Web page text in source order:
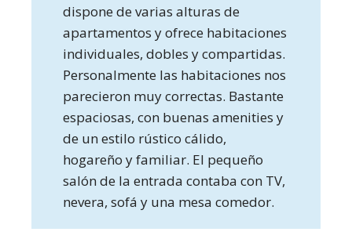
dispone de varias alturas de
apartamentos y ofrece habitaciones
individuales, dobles y compartidas.
Personalmente las habitaciones nos
parecieron muy correctas. Bastante
espaciosas, con buenas amenities y
de un estilo rústico cálido,
hogareño y familiar. El pequeño
salón de la entrada contaba con TV,
nevera, sofá y una mesa comedor.